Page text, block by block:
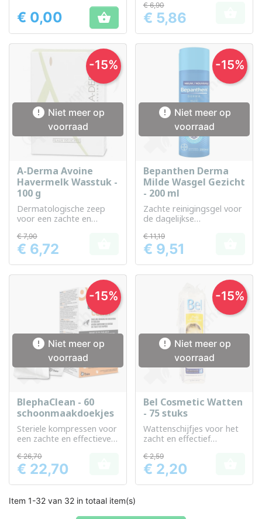
Prijs
€ 0,00  Prijs
€ 6,90
€ 5,86
 Niet meer op
voorraad
A-Derma Avoine
Havermelk Wasstuk -
100 g
Dermatologische zeep
voor een zachte en
van de huid
Prijs
€ 7,90
€ 6,72
-15%
 Niet meer op
voorraad
Bepanthen Derma
Milde Wasgel Gezicht
- 200 ml
Zachte reinigingsgel voor
de dagelijkse
geschikt voor de
gevoelige huid.
Prijs
€ 11,19
€ 9,51
-15%
 Niet meer op
voorraad
BlephaClean - 60
schoonmaakdoekjes
Steriele kompressen voor
een zachte en effectieve
Prijs
€ 26,70
€ 22,70
-15%
 Niet meer op
voorraad
Bel Cosmetic Watten
- 75 stuks
Wattenschijfjes voor het
zacht en effectief
Prijs
€ 2,59
€ 2,20
-15%
Item 1-32 van 32 in totaal item(s)